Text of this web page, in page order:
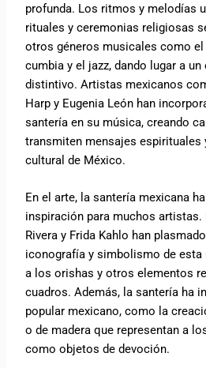
profunda. Los ritmos y melodías
rituales y ceremonias religiosas
otros géneros musicales como
cumbia y el jazz, dando lugar a
distintivo. Artistas mexicanos
Harp y Eugenia León han
santería en su música, creando
transmiten mensajes espirituales
cultural de México.
En el arte, la santería mexicana
inspiración para muchos
Rivera y Frida Kahlo han
iconografía y simbolismo de esta
a los orishas y otros elementos
cuadros. Además, la santería ha
popular mexicano, como la
o de madera que representan a
como objetos de devoción.